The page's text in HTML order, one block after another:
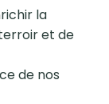
la
et de
de nos